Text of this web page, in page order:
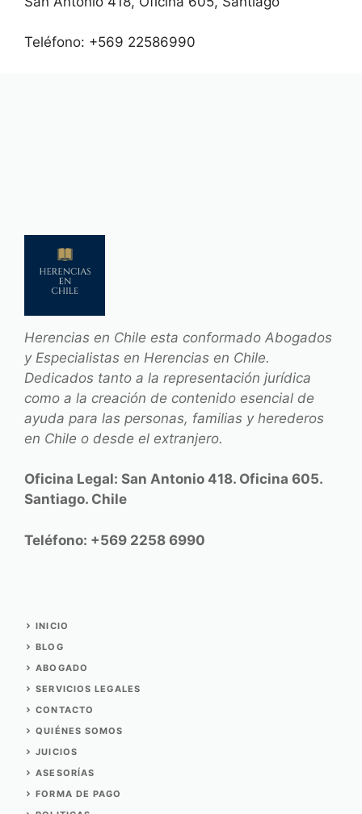
Teléfono: +569 22586990
Herencias en Chile esta conformado Abogados
y Especialistas en Herencias en Chile.
Dedicados tanto a la representación jurídica
como a la creación de contenido esencial de
ayuda para las personas, familias y herederos
en Chile o desde el extranjero.
Oficina Legal: San Antonio 418. Oficina 605.
Santiago. Chile
Teléfono: +569 2258 6990
INICIO
BLOG
ABOGADO
SERVICIOSLEGALES
CONTACTO
QUIÉNES SOMOS
JUICIOS
ASESORÍAS
FORMA DE PAGO